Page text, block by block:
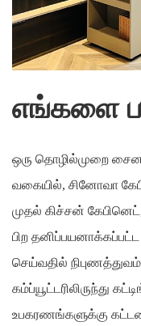
எங்களை
ஒரு தொழில்முறை
வகையில், சினோவா
முதல் கிச்சன்
பிற
செய்வதில்
கம்ப்யூட்டரிலிருந்து
உபகரணங்களுக்கு